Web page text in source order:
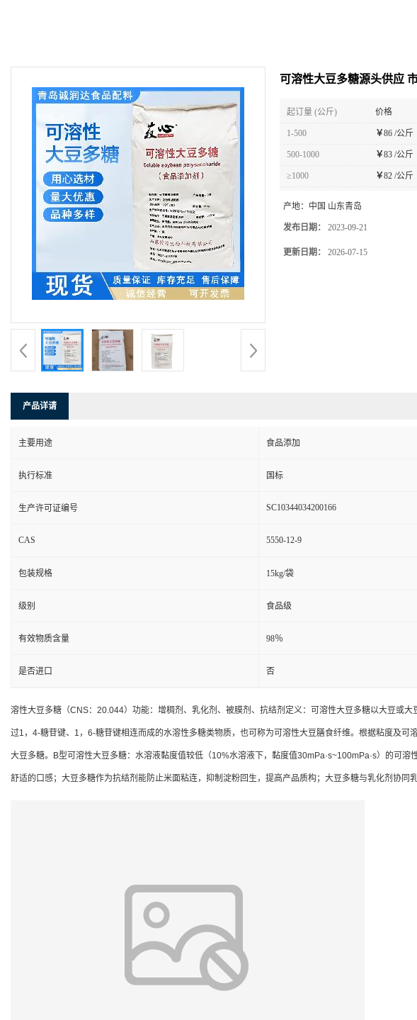
可溶性大豆多糖源头供应
起订量 (公斤) 价格
1-500 ￥86 /公斤
500-1000 ￥83 /公斤
≥1000 ￥82 /公斤
产地： 中国 山东青岛
发布日期： 2023-09-21
更新日期： 2026-07-15
产品详请
主要用途 食品添加
执行标准 国标
生产许可证编号 SC10344034200166
CAS 5550-12-9
包装规格 15kg/袋
级别 食品级
有效物质含量 98％
是否进口 否
溶性大豆多糖（CNS：20.044）功能：增稠剂、乳化剂、被膜剂、抗结剂定义：可溶性大豆多糖以大豆或
过1，4-糖苷键、1，6-糖苷键相连而成的水溶性多糖类物质，也可称为可溶性大豆膳食纤维。根据粘度及
大豆多糖。B型可溶性大豆多糖：水溶液黏度值较低（10%水溶液下，黏度值30mPa·s~100mPa·s）的可
舒适的口感；大豆多糖作为抗结剂能防止米面粘连，抑制淀粉回生，提高产品质构；大豆多糖与乳化剂协同